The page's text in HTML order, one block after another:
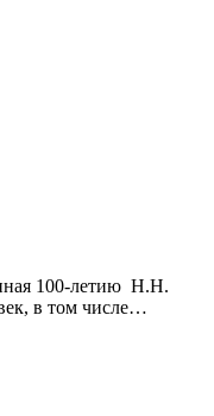
100-летию Н.Н.
в том числе…